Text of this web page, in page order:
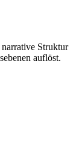
Struktur
auflöst.